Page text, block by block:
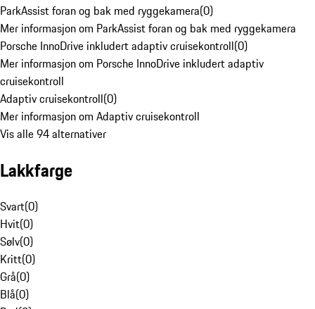
ParkAssist foran og bak med ryggekamera(0)
Mer informasjon om ParkAssist foran og bak med ryggekamera
Porsche InnoDrive inkludert adaptiv cruisekontroll(0)
Mer informasjon om Porsche InnoDrive inkludert adaptiv
cruisekontroll
Adaptiv cruisekontroll(0)
Mer informasjon om Adaptiv cruisekontroll
Vis alle 94 alternativer
Lakkfarge
Svart(0)
Hvit(0)
Sølv(0)
Kritt(0)
Grå(0)
Blå(0)